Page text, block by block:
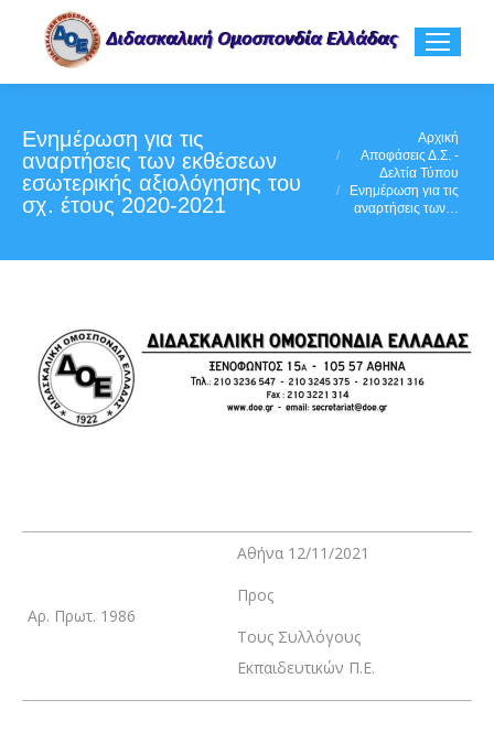
Ενημέρωση για τις
αναρτήσεις των εκθέσεων
εσωτερικής αξιολόγησης του
σχ. έτους 2020-2021
Αρχική
Αποφάσεις Δ.Σ. -
Δελτία Τύπου
Ενημέρωση για τις
αναρτήσεις των…
Αρ. Πρωτ. 1986
Αθήνα 12/11/2021
Προς
Τους Συλλόγους
Εκπαιδευτικών Π.Ε.